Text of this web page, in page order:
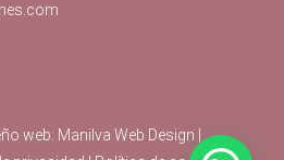
web: Manilva Web Design